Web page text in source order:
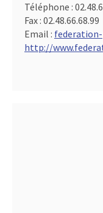
Téléphone :
Fax : 02.48.66.68.99
Email :
http://